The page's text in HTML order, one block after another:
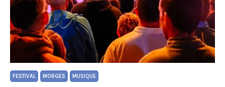
FESTIVAL MORGES MUSIQUE